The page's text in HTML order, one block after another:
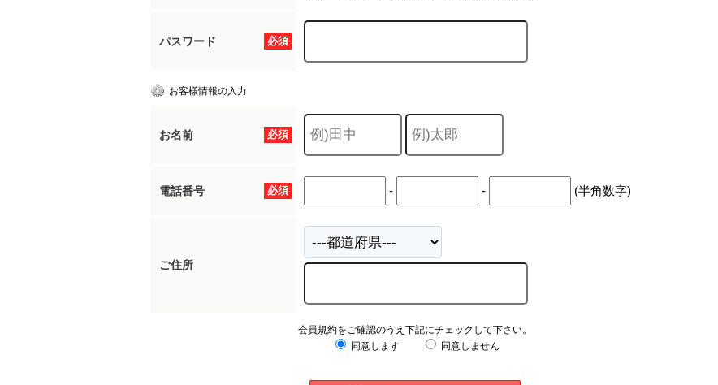
必須
パスワード
お客様情報の入力
必須
お名前
必須
電話番号 - - (半角数字)
ご住所
会員規約をご確認のうえ下記にチェックして下さい。
同意します
同意しません